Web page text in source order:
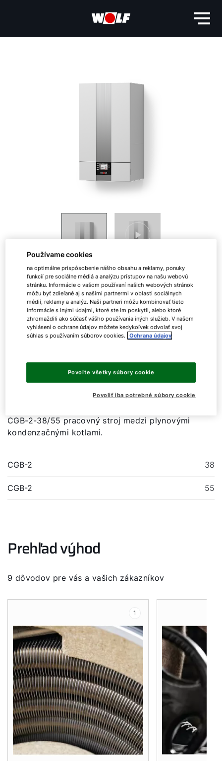
Plynový kondenzačný
kotol CGB-2-38/55
S novým plynovým kondenzačným kotlom CGB-2-
v tejto triede výkonu. Zariadenie bolo vyvinuté so
zaujímavým dizajnom WOLF, špeciálne na dlhé
prevádzkové časy s maximálnou náročnosťou. Dlhá
životnosť, prevádzková bezpečnosť, najvyššia
CGB-2-38/55 pracovný stroj medzi plynovými
kondenzačnými kotlami.
CGB-2 38
CGB-2 55
Prehľad výhod
9 dôvodov pre vás a vašich zákazníkov
1
Ako vám môžeme pomôcť?
Služby WOLF
Servis
Hotline
Kontaktný formulár
Dôležité odkazy
Kontakty
Servisný portál
Používame cookies
na optimálne prispôsobenie nášho obsahu a reklamy, ponuky
funkcií pre sociálne médiá a analýzu prístupov na našu webovú
stránku. Informácie o vašom používaní našich webových stránok
môžu byť zdieľané aj s našimi partnermi v oblasti sociálnych
médií, reklamy a analýz. Naši partneri môžu kombinovať tieto
informácie s inými údajmi, ktoré ste im poskytli, alebo ktoré
zhromaždili ako súčasť vášho používania iných služieb. V našom
vyhlásení o ochrane údajov môžete kedykoľvek odvolať svoj
súhlas s používaním súborov cookies.
Ochrana údajov
Povoliť iba potrebné súbory cookie
Povoľte všetky súbory cookie